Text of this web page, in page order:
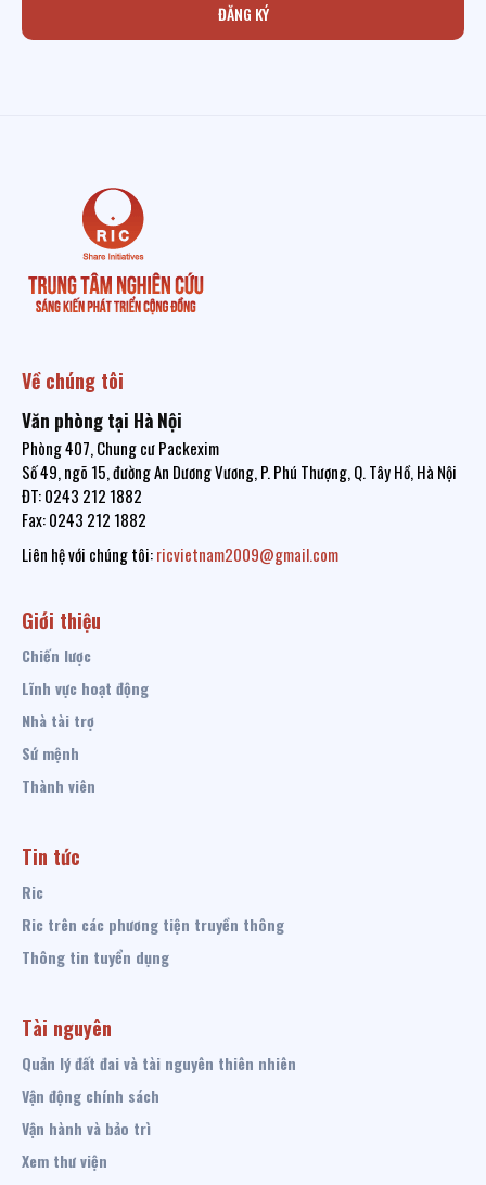
ĐĂNG KÝ
Về chúng tôi
Văn phòng tại Hà Nội
Phòng 407, Chung cư Packexim
Số 49, ngõ 15, đường An Dương Vương, P. Phú Thượng, Q. Tây Hồ, Hà Nội
ĐT: 0243 212 1882
Fax: 0243 212 1882
Liên hệ với chúng tôi:ricvietnam2009@gmail.com
Giới thiệu
Chiến lược
Lĩnh vực hoạt động
Nhà tài trợ
Sứ mệnh
Thành viên
Tin tức
Ric
Ric trên các phương tiện truyền thông
Thông tin tuyển dụng
Tài nguyên
Quản lý đất đai và tài nguyên thiên nhiên
Vận động chính sách
Vận hành và bảo trì
Xem thư viện